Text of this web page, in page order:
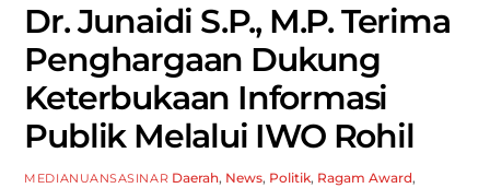
Dr. Junaidi S.P., M.P. Terima
Penghargaan Dukung
Keterbukaan Informasi
Publik Melalui IWO Rohil
MEDIANUANSASINAR Daerah, News, Politik, Ragam Award,